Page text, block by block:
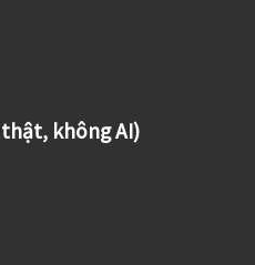
không AI)